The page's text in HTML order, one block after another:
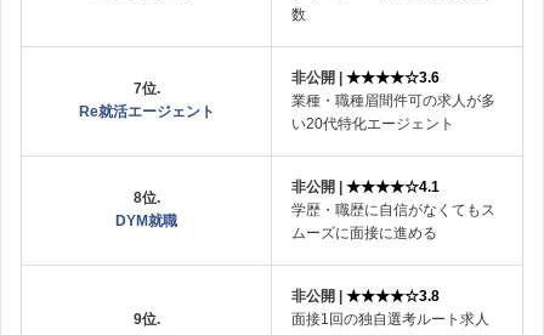
数
7位.
Re就活エージェント
非公開 | ★★★★☆3.6
業種・職種眉間件可の求人が多
い20代特化エージェント
8位.
DYM就職
非公開 | ★★★★☆4.1
学歴・職歴に自信がなくてもス
ムーズに面接に進める
9位.
非公開 | ★★★★☆3.8
面接1回の独自選考ルート求人